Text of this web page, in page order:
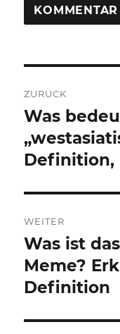
ZURÜCK
Vorheriger
Beitrag:
Was
Definition,
WEITER
Nächster
Beitrag:
Was ist
Meme?
Definition